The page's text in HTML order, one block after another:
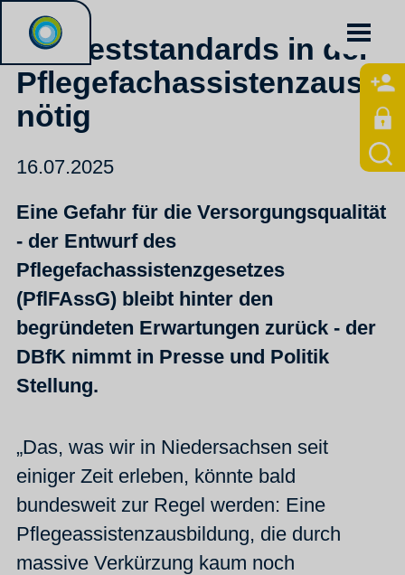
Mindeststandards in der
nötig
16.07.2025
Eine Gefahr für die Versorgungsqualität
- der Entwurf des
Pflegefachassistenzgesetzes
(PflFAssG) bleibt hinter den
begründeten Erwartungen zurück - der
DBfK nimmt in Presse und Politik
Stellung.
„Das, was wir in Niedersachsen seit
einiger Zeit erleben, könnte bald
bundesweit zur Regel werden: Eine
Pflegeassistenzausbildung, die durch
massive Verkürzung kaum noch